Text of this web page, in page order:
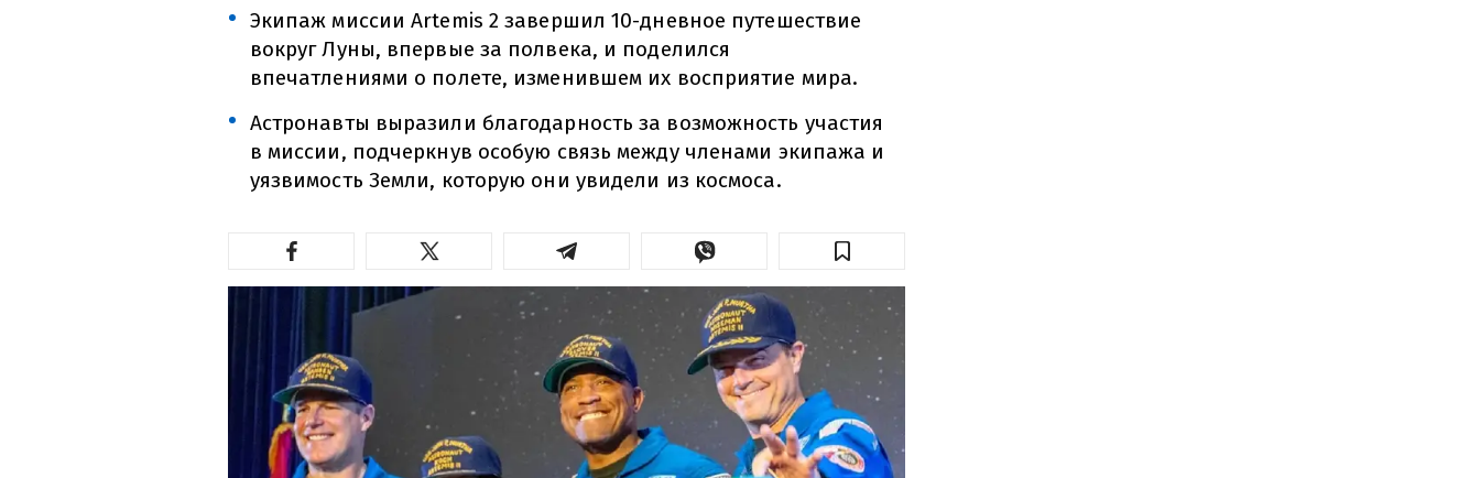
Экипаж миссии Artemis 2 завершил 10-дневное путешествие
вокруг Луны, впервые за полвека, и поделился
впечатлениями о полете, изменившем их восприятие мира.
Астронавты выразили благодарность за возможность участия
в миссии, подчеркнув особую связь между членами экипажа и
уязвимость Земли, которую они увидели из космоса.